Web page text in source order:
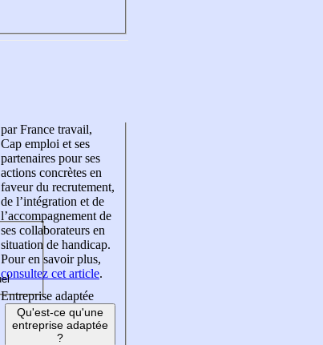
par France travail,
Cap emploi et ses
partenaires pour ses
actions concrètes en
faveur du recrutement,
de l’intégration et de
l’accompagnement de
ses collaborateurs en
situation de handicap.
Pour en savoir plus,
consultez cet article.
Entreprise adaptée
Qu'est-ce qu'une
entreprise adaptée
?